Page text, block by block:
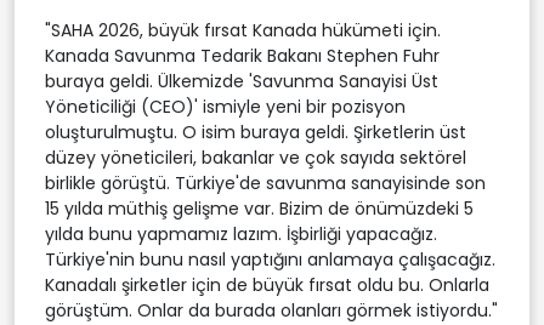
"SAHA 2026, büyük fırsat Kanada hükümeti için.
Kanada Savunma Tedarik Bakanı Stephen Fuhr
buraya geldi. Ülkemizde 'Savunma Sanayisi Üst
Yöneticiliği (CEO)' ismiyle yeni bir pozisyon
oluşturulmuştu. O isim buraya geldi. Şirketlerin üst
düzey yöneticileri, bakanlar ve çok sayıda sektörel
birlikle görüştü. Türkiye'de savunma sanayisinde son
15 yılda müthiş gelişme var. Bizim de önümüzdeki 5
yılda bunu yapmamız lazım. İşbirliği yapacağız.
Türkiye'nin bunu nasıl yaptığını anlamaya çalışacağız.
Kanadalı şirketler için de büyük fırsat oldu bu. Onlarla
görüştüm. Onlar da burada olanları görmek istiyordu."